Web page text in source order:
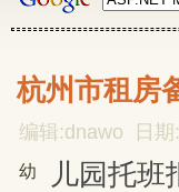
杭州市租房
编辑:dnawo 日期
幼
儿园托班